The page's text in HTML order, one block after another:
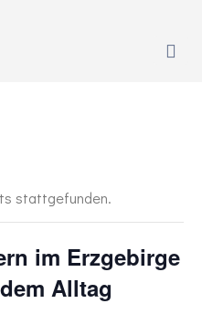
stattgefunden.
im Erzgebirge
Alltag